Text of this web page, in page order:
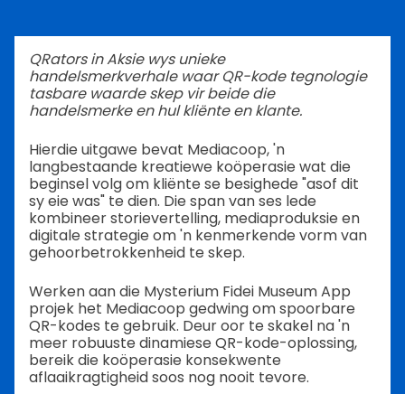
QRators in Aksie wys unieke
handelsmerkverhale waar QR-kode tegnologie
tasbare waarde skep vir beide die
handelsmerke en hul kliënte en klante.
Hierdie uitgawe bevat Mediacoop, 'n
langbestaande kreatiewe koöperasie wat die
beginsel volg om kliënte se besighede "asof dit
sy eie was" te dien. Die span van ses lede
kombineer storievertelling, mediaproduksie en
digitale strategie om 'n kenmerkende vorm van
gehoorbetrokkenheid te skep.
Werken aan die Mysterium Fidei Museum App
projek het Mediacoop gedwing om spoorbare
QR-kodes te gebruik. Deur oor te skakel na 'n
meer robuuste dinamiese QR-kode-oplossing,
bereik die koöperasie konsekwente
aflaaikragtigheid soos nog nooit tevore.